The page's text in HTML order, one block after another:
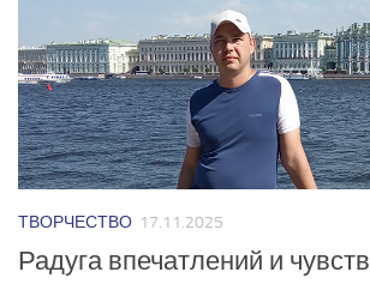
ТВОРЧЕСТВО 17.11.2025
Радуга впечатлений и чувств